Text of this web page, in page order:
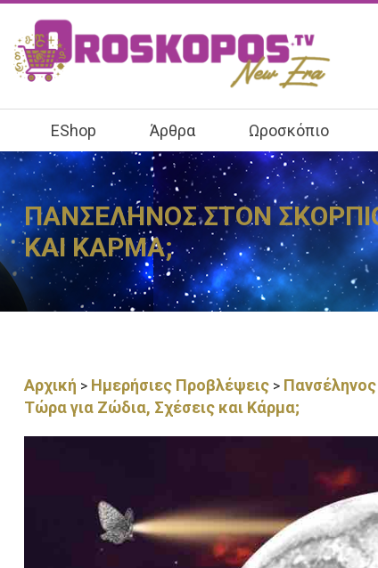
EShop Άρθρα Ωροσκόπιο
ΠΑΝΣΕΛΗΝΟΣ ΣΤΟΝ
ΚΑΙ ΚΑΡΜΑ;
Αρχική > Ημερήσιες Προβλέψεις >
Τώρα για Ζώδια, Σχέσεις και Κάρμα;